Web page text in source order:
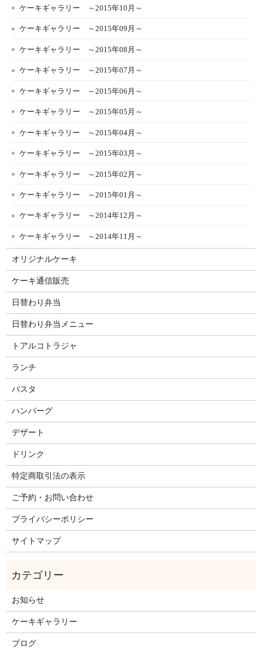
ケーキギャラリー ～2015年10月～
ケーキギャラリー ～2015年09月～
ケーキギャラリー ～2015年08月～
ケーキギャラリー ～2015年07月～
ケーキギャラリー ～2015年06月～
ケーキギャラリー ～2015年05月～
ケーキギャラリー ～2015年04月～
ケーキギャラリー ～2015年03月～
ケーキギャラリー ～2015年02月～
ケーキギャラリー ～2015年01月～
ケーキギャラリー ～2014年12月～
ケーキギャラリー ～2014年11月～
オリジナルケーキ
ケーキ通信販売
日替わり弁当
日替わり弁当メニュー
トアルコトラジャ
ランチ
パスタ
ハンバーグ
デザート
ドリンク
特定商取引法の表示
ご予約・お問い合わせ
プライバシーポリシー
サイトマップ
お知らせ
ケーキギャラリー
ブログ